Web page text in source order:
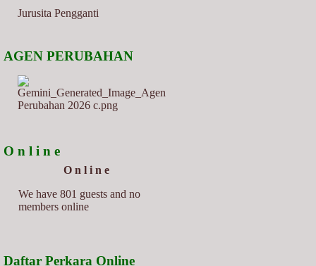
Jurusita Pengganti
AGEN PERUBAHAN
O n l i n e
O n l i n e
We have 801 guests and no
members online
Daftar Perkara Online